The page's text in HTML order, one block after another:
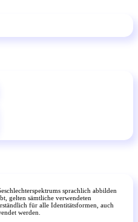
sprachlich abbilden
gelten sämtliche verwendeten
für alle Identitätsformen, auch
werden.